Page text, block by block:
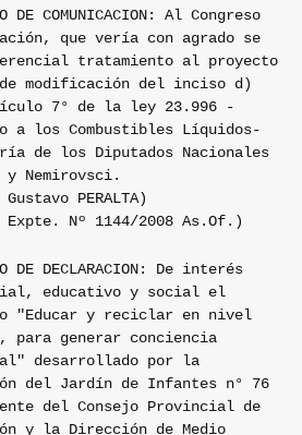
DE COMUNICACION: Al Congreso
que vería con agrado se
tratamiento al proyecto
modificación del inciso d)
7° de la ley 23.996 -
a los Combustibles Líquidos-
de los Diputados Nacionales
y Nemirovsci.
PERALTA)
Expte. Nº 1144/2008 As.Of.)
DE DECLARACION: De interés
educativo y social el
"Educar y reciclar en nivel
generar conciencia
desarrollado por la
del Jardín de Infantes n° 76
del Consejo Provincial de
y la Dirección de Medio